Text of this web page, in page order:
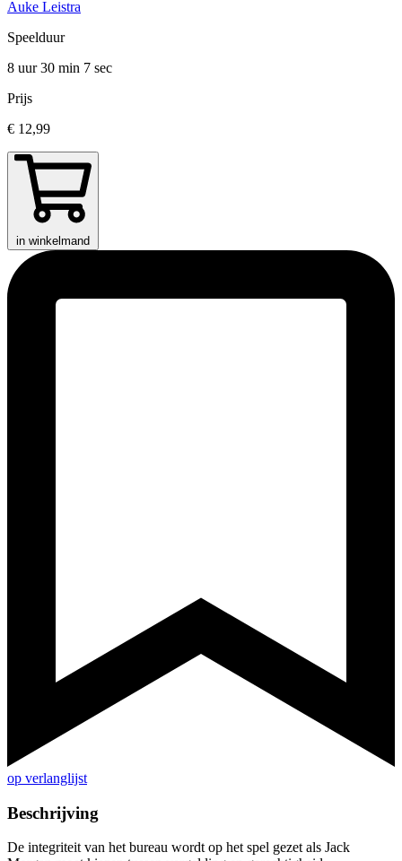
Auke Leistra
Speelduur
8 uur 30 min 7 sec
Prijs
€ 12,99
in winkelmand
op verlanglijst
Beschrijving
De integriteit van het bureau wordt op het spel gezet als Jack